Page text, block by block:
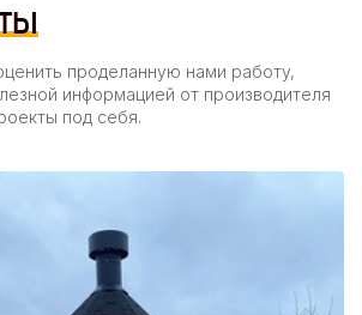
проделанную нами работу,
информацией от производителя
под себя.